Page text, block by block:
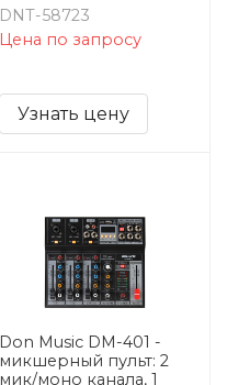
DNT-58723
Цена по запросу
Узнать цену
Don Music DM-401 -
микшерный пульт: 2
мик/моно канала, 1